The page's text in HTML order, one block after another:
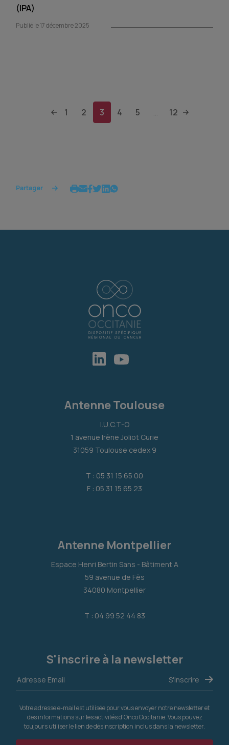
(IPA)
Publié le 17 décembre 2025
1 2 3 4 5 12
Partager
Antenne Toulouse
I.U.C.T-O
1 avenue Irène Joliot Curie
31059 Toulouse cedex 9
T : 05 31 15 65 00
F : 05 31 15 65 23
Antenne Montpellier
Espace Henri Bertin Sans - Bâtiment A
59 avenue de Fès
34080 Montpellier
T : 04 99 52 44 83
S'inscrire à la newsletter
Votre adresse e-mail est utilisée pour vous envoyer notre newsletter et
des informations sur les activités d'Onco Occitanie. Vous pouvez
toujours utiliser le lien de désinscription inclus dans la newsletter.